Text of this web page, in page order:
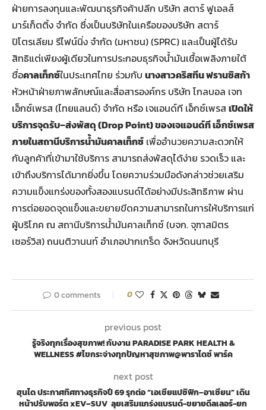
ฝ่ายการลงทุนและพัฒนาธุรกิจค้าปลีก บริษัท สตาร์ ฟูเอลส์
มาร์เก็ตติ้ง จำกัด ซึ่งเป็นบริษัทในเครือของบริษัท สตาร์
ปิโตรเลียม รีไฟน์นิ่ง จำกัด (มหาชน) (SPRC) และเป็นผู้ได้รับ
สิทธิแต่เพียงผู้เดียวในการประกอบธุรกิจน้ำมันเชื้อเพลิงภายใต้
ชื่อคาลเท็กซ์ในประเทศไทย ร่วมกับ นางสาวคริสทีน ฟรานซิสก้า
หัวหน้าฝ่ายภาพลักษณ์และสื่อสารองค์กร บริษัท โกลบอล เจท
เอ็กซ์เพรส (ไทยแลนด์) จำกัด หรือ เจแอนด์ที เอ็กซ์เพรส เปิดให้
บริการจุดรับ–ส่งพัสดุ (Drop Point) ของเจแอนด์ที เอ็กซ์เพรส
ภายในสถานีบริการน้ำมันคาลเท็กซ์ เพื่ออำนวยความสะดวกให้
กับลูกค้าที่เข้ามาใช้บริการ สามารถส่งพัสดุได้ง่าย รวดเร็ว และ
เข้าถึงบริการได้มากยิ่งขึ้น โดยความร่วมมือดังกล่าวช่วยเสริม
ความแข็งแกร่งของทั้งสองแบรนด์ได้อย่างมีประสิทธิภาพ ผ่าน
การต่อยอดจุดแข็งและขยายขีดความสามารถในการให้บริการแก่
ผู้บริโภค ณ สถานีบริการน้ำมันคาลเท็กซ์ (บจก. จุฑาสมิตร
เซอร์วิส) ถนนติวานนท์ อำเภอปากเกร็ด จังหวัดนนทบุรี
0 comments 0
previous post
รู้จริงทุกเรื่องสุขภาพ! กับงาน PARADISE PARK HEALTH &
WELLNESS #ไขกระจ่างทุกปัญหาสุขภาพ@พาราไดซ์ พาร์ค
next post
ฮุนได ประกาศทิศทางธุรกิจปี 69 รุกต่อ “เอเชียแปซิฟิก–อาเซียน” เดิน
หน้าปรับพอร์ต xEV–SUV ลุยเสริมแกร่งแบรนด์-ขยายดีลเลอร์-ยก